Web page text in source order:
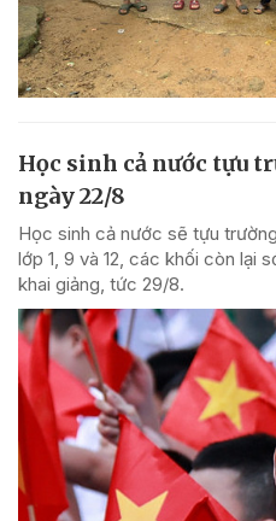
Học sinh cả nước tựu
ngày 22/8
Học sinh cả nước sẽ tựu
lớp 1, 9 và 12, các khối còn lại
khai giảng, tức 29/8.